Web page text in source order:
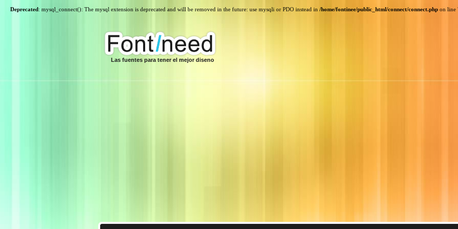
Deprecated: mysql_connect(): The mysql extension is deprecated and will be removed in the future: use mysqli or PDO instead in /home/fontinee/public_html/connect/connect.php on line
Las fuentes para tener el mejor diseno